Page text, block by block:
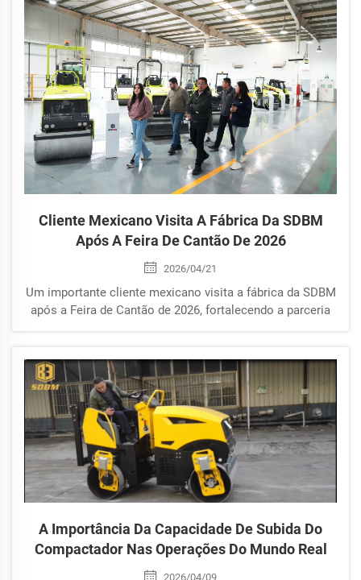
Cliente Mexicano Visita A Fábrica Da SDBM
Após A Feira De Cantão De 2026
2026/04/21
Um importante cliente mexicano visita a fábrica da SDBM
após a Feira de Cantão de 2026, fortalecendo a parceria
A Importância Da Capacidade De Subida Do
Compactador Nas Operações Do Mundo Real
2026/04/09